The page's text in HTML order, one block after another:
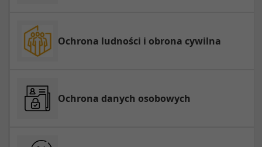
Ochrona ludności i obrona cywilna
Ochrona danych osobowych